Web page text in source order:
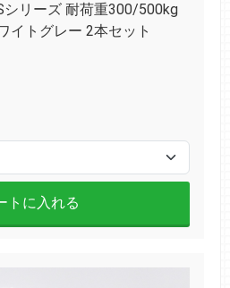
シリーズ 耐荷重300/500kg
イトグレー 2本セット
トに入れる